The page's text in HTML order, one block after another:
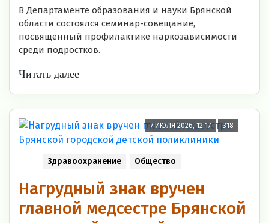
В Департаменте образования и науки Брянской
области состоялся семинар-совещание,
посвященный профилактике наркозависимости
среди подростков.
Читать далее
7 ИЮЛЯ 2026, 12:17 318
Здравоохранение Общество
Нагрудный знак вручен
главной медсестре Брянской